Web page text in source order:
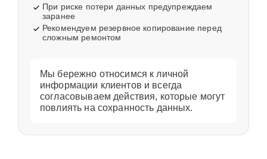
При риске потери данных предупреждаем
заранее
Рекомендуем резервное копирование перед
сложным ремонтом
Мы бережно относимся к личной
информации клиентов и всегда
согласовываем действия, которые могут
повлиять на сохранность данных.